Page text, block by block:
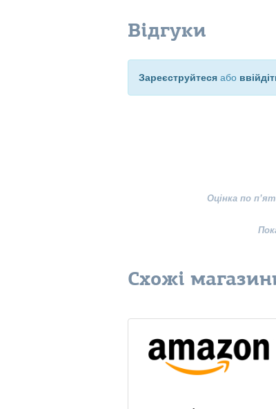
Відгуки
Зареєструйтеся або
Оцінка по
Схожі